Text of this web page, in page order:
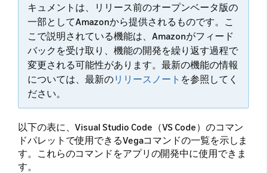
キュメントは、リリース前のオープンベータ版の
一部としてAmazonから提供されるものです。こ
こで説明されている機能は、Amazonがフィード
バックを受け取り、機能の開発を繰り返す過程で
変更される可能性があります。最新の機能の情報
については、最新のリリースノート を参照してく
ださい。
以下の表に、Visual Studio Code（VS Code）のコマン
ドパレットで使用できるVegaコマンドの一覧を示しま
す。これらのコマンドをアプリの開発中に使用できま
す。